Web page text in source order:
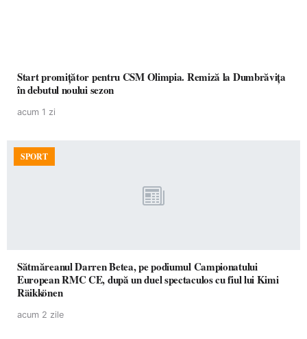
Start promițător pentru CSM Olimpia. Remiză la Dumbrăvița
în debutul noului sezon
acum 1 zi
SPORT
Sătmăreanul Darren Betea, pe podiumul Campionatului
European RMC CE, după un duel spectaculos cu fiul lui Kimi
Räikkönen
acum 2 zile